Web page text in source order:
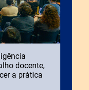
docente,
a prática